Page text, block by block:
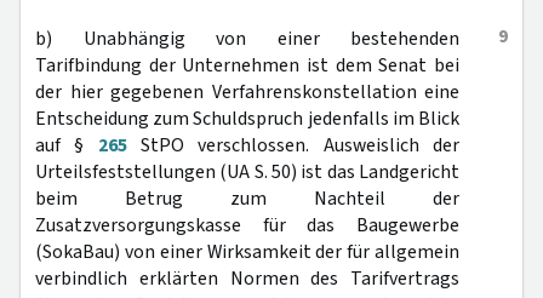
9
b) Unabhängig von einer bestehenden
Tarifbindung der Unternehmen ist dem Senat bei
der hier gegebenen Verfahrenskonstellation eine
Entscheidung zum Schuldspruch jedenfalls im Blick
auf § 265StPO verschlossen. Ausweislich der
Urteilsfeststellungen (UA S. 50) ist das Landgericht
beim Betrug zum Nachteil der
Zusatzversorgungskasse für das Baugewerbe
(SokaBau) von einer Wirksamkeit der für allgemein
verbindlich erklärten Normen des Tarifvertrags